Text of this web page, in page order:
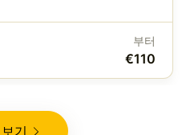
부터
€110
기